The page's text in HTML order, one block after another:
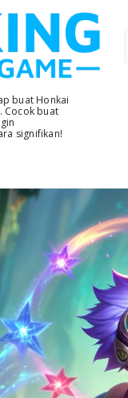
buat Honkai
Cocok buat
signifikan!